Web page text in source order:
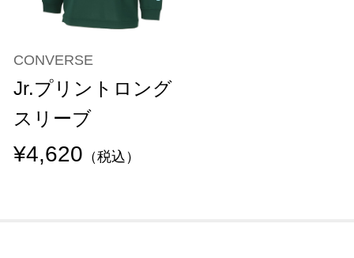
CONVERSE
Jr.プリントロング
スリーブ
¥4,620 （税込）